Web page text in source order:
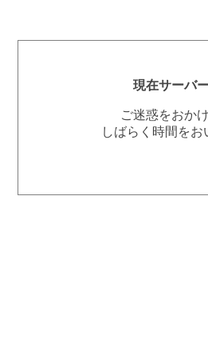
現在サーバ
ご迷惑をおか
しばらく時間を